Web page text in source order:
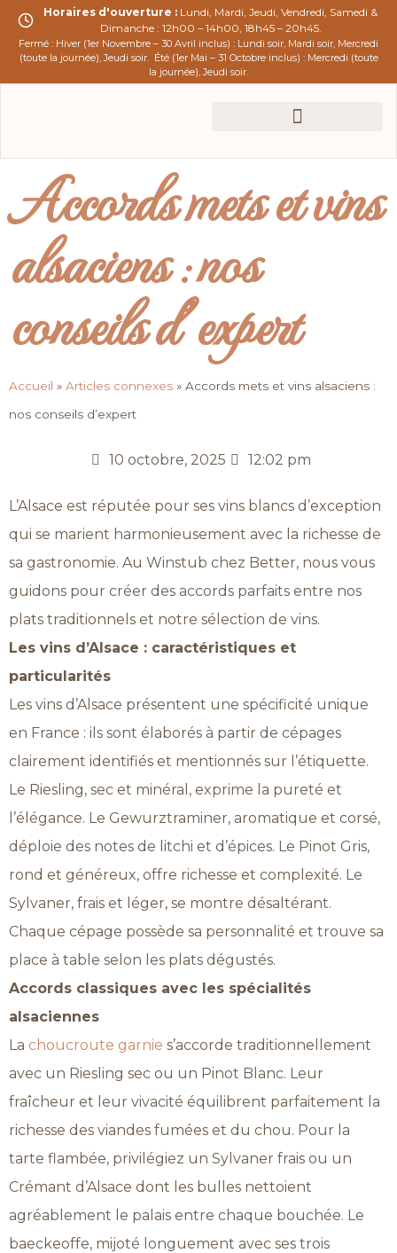
Horaires d'ouverture : Lundi, Mardi, Jeudi, Vendredi, Samedi &
Dimanche : 12h00 – 14h00, 18h45 – 20h45.
Fermé : Hiver (1er Novembre – 30 Avril inclus) : Lundi soir, Mardi soir, Mercredi
(toute la journée), Jeudi soir. Été (1er Mai – 31 Octobre inclus) : Mercredi (toute
la journée), Jeudi soir.
Accords mets et vins
alsaciens : nos
conseils d’expert
Accueil » Articles connexes » Accords mets et vins alsaciens :
nos conseils d’expert
10 octobre, 2025 12:02 pm
L’Alsace est réputée pour ses vins blancs d’exception
qui se marient harmonieusement avec la richesse de
sa gastronomie. Au Winstub chez Better, nous vous
guidons pour créer des accords parfaits entre nos
plats traditionnels et notre sélection de vins.
Les vins d’Alsace : caractéristiques et
particularités
Les vins d’Alsace présentent une spécificité unique
en France : ils sont élaborés à partir de cépages
clairement identifiés et mentionnés sur l’étiquette.
Le Riesling, sec et minéral, exprime la pureté et
l’élégance. Le Gewurztraminer, aromatique et corsé,
déploie des notes de litchi et d’épices. Le Pinot Gris,
rond et généreux, offre richesse et complexité. Le
Sylvaner, frais et léger, se montre désaltérant.
Chaque cépage possède sa personnalité et trouve sa
place à table selon les plats dégustés.
Accords classiques avec les spécialités
alsaciennes
La choucroute garnie s’accorde traditionnellement
avec un Riesling sec ou un Pinot Blanc. Leur
fraîcheur et leur vivacité équilibrent parfaitement la
richesse des viandes fumées et du chou. Pour la
tarte flambée, privilégiez un Sylvaner frais ou un
Crémant d’Alsace dont les bulles nettoient
agréablement le palais entre chaque bouchée. Le
baeckeoffe, mijoté longuement avec ses trois